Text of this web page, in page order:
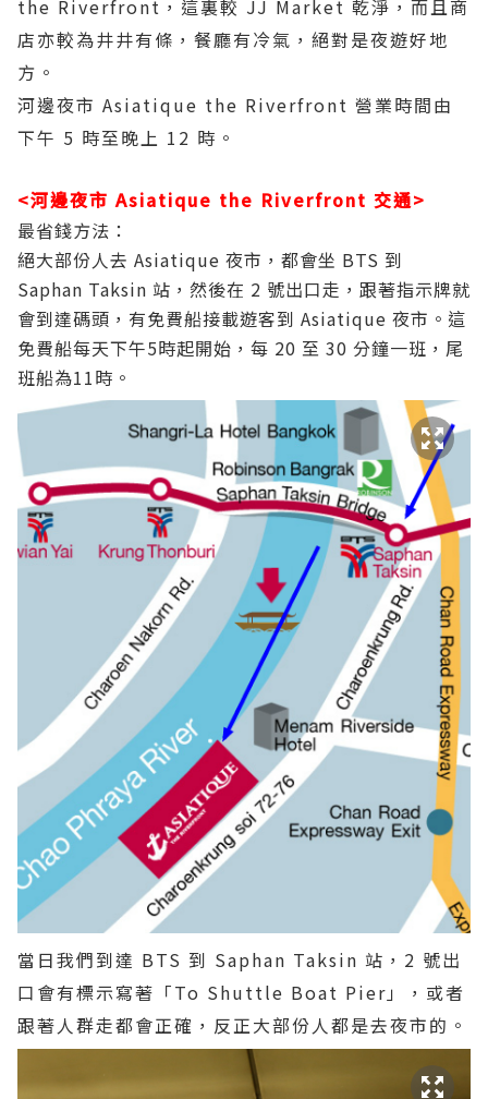
the Riverfront，這裏較 JJ Market 乾淨，而且商
店亦較為井井有條，餐廳有冷氣，絕對是夜遊好地
方。
河邊夜市 Asiatique the Riverfront 營業時間由
下午 5 時至晚上 12 時。
<河邊夜市 Asiatique the Riverfront 交通>
最省錢方法：
絕大部份人去 Asiatique 夜市，都會坐 BTS 到
Saphan Taksin 站，然後在 2 號出口走，跟著指示牌就
會到達碼頭，有免費船接載遊客到 Asiatique 夜市。這
免費船每天下午5時起開始，每 20 至 30 分鐘一班，尾
班船為11時。
當日我們到達 BTS 到 Saphan Taksin 站，2 號出
口會有標示寫著「To Shuttle Boat Pier」，或者
跟著人群走都會正確，反正大部份人都是去夜市的。